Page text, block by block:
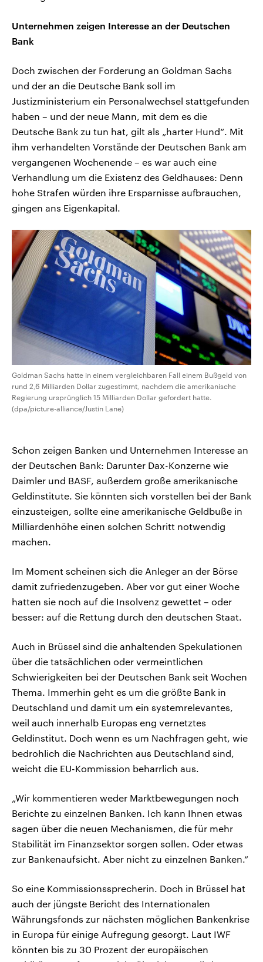
Unternehmen zeigen Interesse an der Deutschen
Bank
Doch zwischen der Forderung an Goldman Sachs
und der an die Deutsche Bank soll im
Justizministerium ein Personalwechsel stattgefunden
haben – und der neue Mann, mit dem es die
Deutsche Bank zu tun hat, gilt als „harter Hund“. Mit
ihm verhandelten Vorstände der Deutschen Bank am
vergangenen Wochenende – es war auch eine
Verhandlung um die Existenz des Geldhauses: Denn
hohe Strafen würden ihre Ersparnisse aufbrauchen,
gingen ans Eigenkapital.
Goldman Sachs hatte in einem vergleichbaren Fall einem Bußgeld von
rund 2,6 Milliarden Dollar zugestimmt, nachdem die amerikanische
Regierung ursprünglich 15 Milliarden Dollar gefordert hatte.
(dpa/picture-alliance/Justin Lane)
Schon zeigen Banken und Unternehmen Interesse an
der Deutschen Bank: Darunter Dax-Konzerne wie
Daimler und BASF, außerdem große amerikanische
Geldinstitute. Sie könnten sich vorstellen bei der Bank
einzusteigen, sollte eine amerikanische Geldbuße in
Milliardenhöhe einen solchen Schritt notwendig
machen.
Im Moment scheinen sich die Anleger an der Börse
damit zufriedenzugeben. Aber vor gut einer Woche
hatten sie noch auf die Insolvenz gewettet – oder
besser: auf die Rettung durch den deutschen Staat.
Auch in Brüssel sind die anhaltenden Spekulationen
über die tatsächlichen oder vermeintlichen
Schwierigkeiten bei der Deutschen Bank seit Wochen
Thema. Immerhin geht es um die größte Bank in
Deutschland und damit um ein systemrelevantes,
weil auch innerhalb Europas eng vernetztes
Geldinstitut. Doch wenn es um Nachfragen geht, wie
bedrohlich die Nachrichten aus Deutschland sind,
weicht die EU-Kommission beharrlich aus.
„Wir kommentieren weder Marktbewegungen noch
Berichte zu einzelnen Banken. Ich kann Ihnen etwas
sagen über die neuen Mechanismen, die für mehr
Stabilität im Finanzsektor sorgen sollen. Oder etwas
zur Bankenaufsicht. Aber nicht zu einzelnen Banken.“
So eine Kommissionssprecherin. Doch in Brüssel hat
auch der jüngste Bericht des Internationalen
Währungsfonds zur nächsten möglichen Bankenkrise
in Europa für einige Aufregung gesorgt. Laut IWF
könnten bis zu 30 Prozent der europäischen